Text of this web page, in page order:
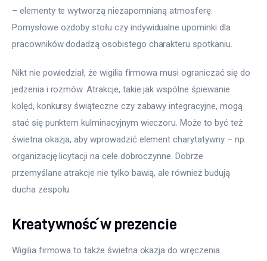
– elementy te wytworzą niezapomnianą atmosferę.
Pomysłowe ozdoby stołu czy indywidualne upominki dla
pracowników dodadzą osobistego charakteru spotkaniu.
Nikt nie powiedział, że wigilia firmowa musi ograniczać się do
jedzenia i rozmów. Atrakcje, takie jak wspólne śpiewanie
kolęd, konkursy świąteczne czy zabawy integracyjne, mogą
stać się punktem kulminacyjnym wieczoru. Może to być też
świetna okazja, aby wprowadzić element charytatywny – np.
organizację licytacji na cele dobroczynne. Dobrze
przemyślane atrakcje nie tylko bawią, ale również budują
ducha zespołu.
Kreatywność w prezencie
Wigilia firmowa to także świetna okazja do wręczenia